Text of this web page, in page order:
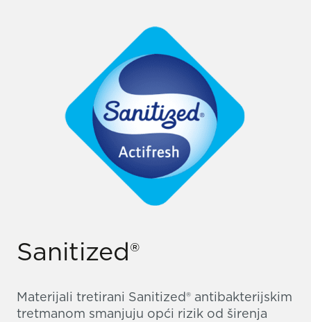
Sanitized®
Materijali tretirani Sanitized® antibakterijskim
tretmanom smanjuju opći rizik od širenja